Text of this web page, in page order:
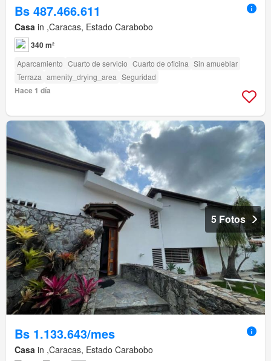
Bs 487.466.611
Casa in ,Caracas, Estado Carabobo
340 m²
Aparcamiento Cuarto de servicio Cuarto de oficina Sin amueblar
Terraza amenity_drying_area Seguridad
Hace 1 día
5 Fotos
Bs 1.133.643/mes
Casa in ,Caracas, Estado Carabobo